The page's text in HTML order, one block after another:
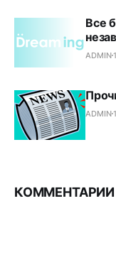
Все
ADMIN
ADMIN
КОММЕНТАРИИ